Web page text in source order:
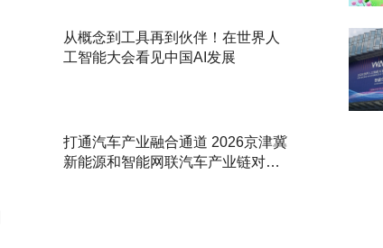
从概念到工具再到伙伴！在世界人
工智能大会看见中国AI发展
打通汽车产业融合通道 2026京津冀
新能源和智能网联汽车产业链对接